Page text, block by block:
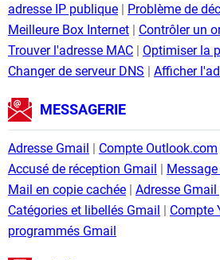
adresse IP publique
Problème de
Meilleure Box Internet
Contrôler un
Trouver l'adresse MAC
Optimiser la
Changer de serveur DNS
Afficher
MESSAGERIE
Adresse Gmail Compte Outlook.com
Accusé de réception Gmail
Mail en copie cachée
Adresse
Catégories et libellés Gmail
Compte
programmés Gmail